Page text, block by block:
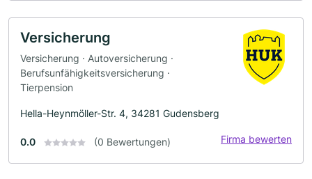
Versicherung
Versicherung · Autoversicherung ·
Berufsunfähigkeitsversicherung ·
Tierpension
Hella-Heynmöller-Str. 4, 34281 Gudensberg
0.0 (0 Bewertungen) Firma bewerten